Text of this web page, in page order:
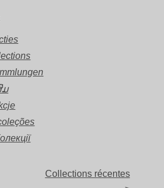
ມ
Collections récentes